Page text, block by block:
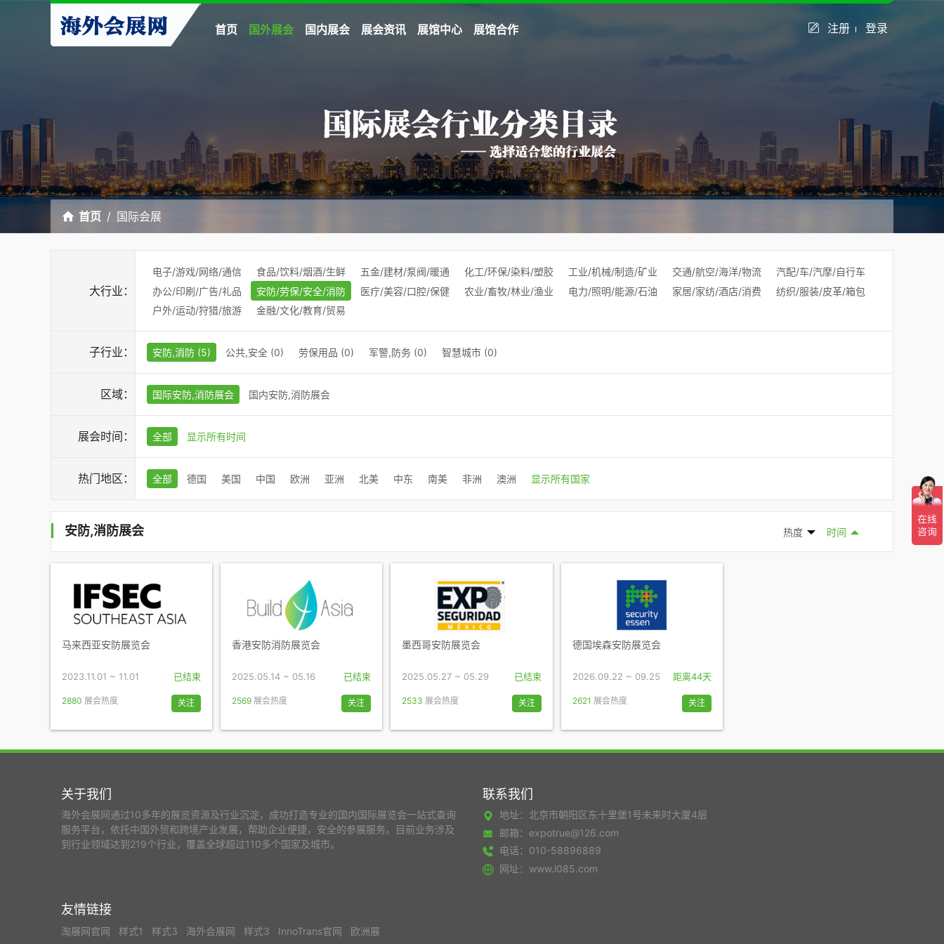
首页 国外展会 国内展会 展会资讯 展馆中心 展馆合作 注册 登录
首页 国际会展
大行业：
电子/游戏/网络/通信 食品/饮料/烟酒/生鲜 五金/建材/泵阀/暖通 化工/环保/染料/塑胶 工业/机械/制造/矿业 交通/航空/海洋/物流
汽配/车/汽摩/自行车
办公/印刷/广告/礼品
安防/劳保/安全/消防 医疗/美容/口腔/保健 农业/畜牧/林业/渔业 电力/照明/能源/石油 家居/家纺/酒店/消费
纺织/服装/皮革/箱包
户外/运动/狩猎/旅游
金融/文化/教育/贸易
子行业： 安防,消防 (5) 公共,安全 (0) 劳保用品 (0) 军警,防务 (0) 智慧城市 (0)
区域： 国际安防,消防展会 国内安防,消防展会
展会时间： 全部 显示所有时间
热门地区： 全部 德国 美国 中国 欧洲 亚洲 北美 中东 南美 非洲 澳洲 显示所有国家
安防,消防展会 热度 时间
马来西亚安防展览会
2023.11.01 ~ 11.01 已结束
2880 展会热度 关注
香港安防消防展览会
2025.05.14 ~ 05.16 已结束
2569 展会热度 关注
墨西哥安防展览会
2025.05.27 ~ 05.29 已结束
2533 展会热度 关注
德国埃森安防展览会
2026.09.22 ~ 09.25 距离44天
2621 展会热度 关注
关于我们
海外会展网通过10多年的展览资源及行业沉淀，成功打造专业的国内国际展览会一站式查询
服务平台，依托中国外贸和跨境产业发展，帮助企业便捷，安全的参展服务。目前业务涉及
到行业领域达到219个行业，覆盖全球超过110多个国家及城市。
联系我们
地址：北京市朝阳区东十里堡1号未来时大厦4层
邮箱：expotrue@126.com
电话：010-58896889
网址：www.l085.com
友情链接
淘展网官网 样式1 样式3 海外会展网 样式3 InnoTrans官网 欧洲展